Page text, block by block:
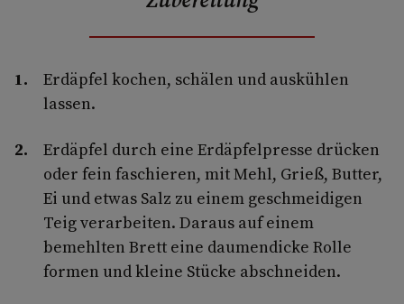
Erdäpfel kochen, schälen und auskühlen
lassen.
Erdäpfel durch eine Erdäpfelpresse drücken
oder fein faschieren, mit Mehl, Grieß, Butter,
Ei und etwas Salz zu einem geschmeidigen
Teig verarbeiten. Daraus auf einem
bemehlten Brett eine daumendicke Rolle
formen und kleine Stücke abschneiden.